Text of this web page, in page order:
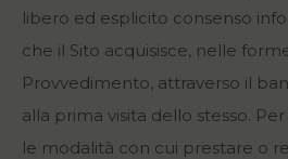
libero ed esplicito consenso
che il Sito acquisisce, nelle
Provvedimento, attraverso il
alla prima visita dello stesso.
le modalità con cui prestare o